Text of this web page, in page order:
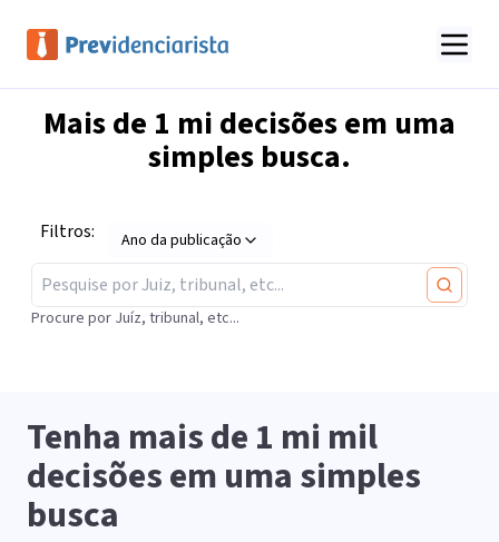
Mais de 1 mi decisões em uma
simples busca.
Filtros: Ano da publicação
Procure por Juíz, tribunal, etc...
Tenha mais de1 mi mil
decisões em uma simples
busca